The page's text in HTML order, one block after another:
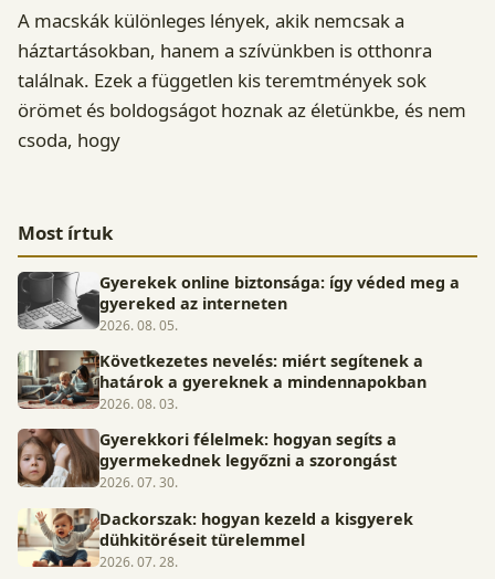
A macskák különleges lények, akik nemcsak a
háztartásokban, hanem a szívünkben is otthonra
találnak. Ezek a független kis teremtmények sok
örömet és boldogságot hoznak az életünkbe, és nem
csoda, hogy
Most írtuk
Gyerekek online biztonsága: így véded meg a
gyereked az interneten
2026. 08. 05.
Következetes nevelés: miért segítenek a
határok a gyereknek a mindennapokban
2026. 08. 03.
Gyerekkori félelmek: hogyan segíts a
gyermekednek legyőzni a szorongást
2026. 07. 30.
Dackorszak: hogyan kezeld a kisgyerek
dühkitöréseit türelemmel
2026. 07. 28.